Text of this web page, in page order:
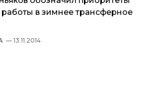
в зимнее трансферное
— 13.11.2014